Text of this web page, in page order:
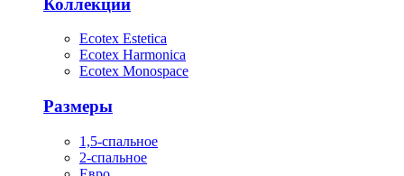
Коллекции
Ecotex Estetica
Ecotex Harmonica
Ecotex Monospace
Размеры
1,5-спальное
2-спальное